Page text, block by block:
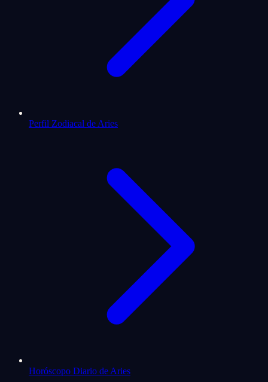
Perfil Zodiacal de Aries
Horóscopo Diario de Aries